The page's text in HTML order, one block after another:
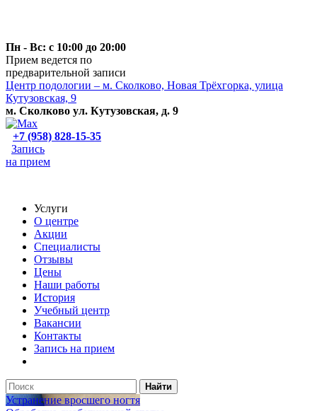
Пн - Вс: с 10:00 до 20:00
Прием ведется по
предварительной записи
Центр подологии – м. Сколково, Новая Трёхгорка, улица
Кутузовская, 9
м. Сколково ул. Кутузовская, д. 9
+7 (958) 828-15-35
Запись
на прием
Услуги
О центре
Акции
Специалисты
Отзывы
Цены
Наши работы
История
Учебный центр
Вакансии
Контакты
Запись на прием
Найти
Устранение вросшего ногтя